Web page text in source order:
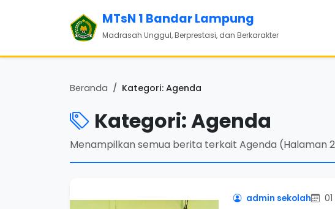
MTsN 1 Bandar Lampung
Madrasah Unggul, Berprestasi, dan Berkarakter
Beranda Kategori: Agenda
Kategori: Agenda
Menampilkan semua berita terkait Agenda (Halaman 2
admin sekolah